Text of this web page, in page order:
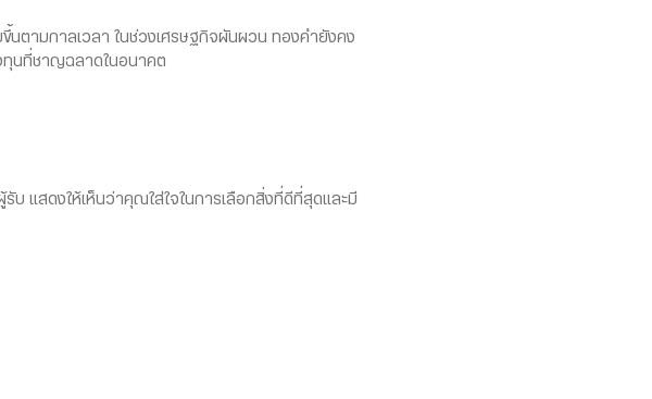
ตามกาลเวลา ในช่วงเศรษฐกิจผันผวน ทองคำยังคง
ทุนที่ชาญฉลาดในอนาคต
แสดงให้เห็นว่าคุณใส่ใจในการเลือกสิ่งที่ดีที่สุดและมี